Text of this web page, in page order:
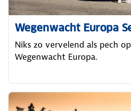
Wegenwacht Europa
Niks zo vervelend als pech
Wegenwacht Europa.